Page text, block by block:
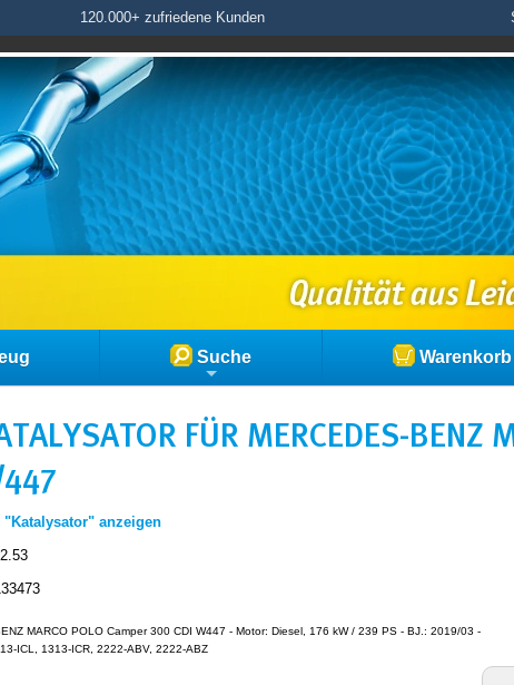
120.000+ zufriedene Kunden
Suche Warenkorb
FÜR MERCEDES-BENZ
"Katalysator" anzeigen
MARCO POLO Camper 300 CDI W447 - Motor: Diesel, 176 kW / 239 PS - BJ.: 2019/03 -
ICL, 1313-ICR, 2222-ABV, 2222-ABZ